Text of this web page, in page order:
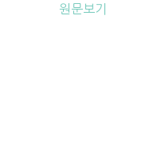
원문보기